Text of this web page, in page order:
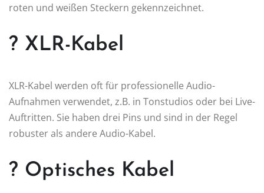
roten und weißen Steckern gekennzeichnet.
? XLR-Kabel
XLR-Kabel werden oft für professionelle Audio-
Aufnahmen verwendet, z.B. in Tonstudios oder bei Live-
Auftritten. Sie haben drei Pins und sind in der Regel
robuster als andere Audio-Kabel.
? Optisches Kabel